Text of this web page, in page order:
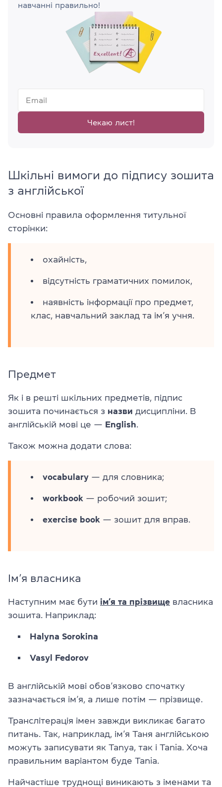
навчанні правильно!
Чекаю лист!
Шкільні вимоги до підпису зошита
з англійської
Основні правила оформлення титульної
сторінки:
охайність,
відсутність граматичних помилок,
наявність інформації про предмет,
клас, навчальний заклад та ім’я учня.
Предмет
Як і в решті шкільних предметів, підпис
зошита починається з назви дисципліни. В
англійській мові це — English
Також можна додати слова:
vocabulary — для словника;
workbook — робочий зошит;
exercise book — зошит для вправ.
Ім’я власника
Наступним має бути ім’я та прізвище власника
зошита. Наприклад:
Halyna Sorokina
Vasyl Fedorov
В англійській мові обов’язково спочатку
зазначається ім’я, а лише потім — прізвище.
Транслітерація імен завжди викликає багато
питань. Так, наприклад, ім’я Таня англійською
можуть записувати як Tanya, так і Tania. Хоча
правильним варіантом буде Tania.
Найчастіше труднощі виникають з іменами та